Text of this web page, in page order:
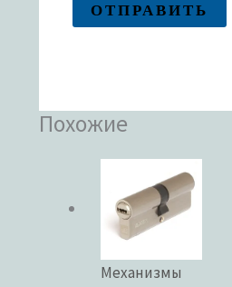
Похожие
Механизмы